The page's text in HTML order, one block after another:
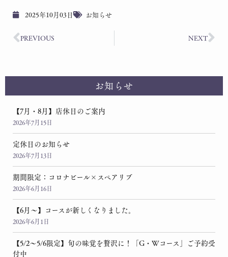
2025年10月03日 お知らせ
PREVIOUS NEXT
お知らせ
【7月・8月】店休日のご案内
2026年7月15日
定休日のお知らせ
2026年7月13日
期間限定：コロナビール×スペアリブ
2026年6月16日
【6月～】コースが新しくなりました。
2026年6月1日
【5/2～5/6限定】旬の味覚を贅沢に！「G・Wコース」ご予約受
付中